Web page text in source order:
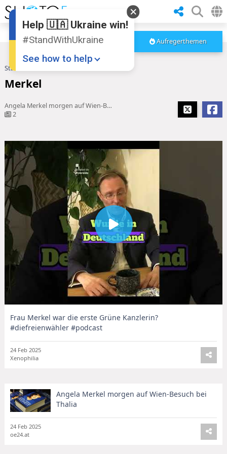
Aufregerthemen
Startseite
Merkel
Angela Merkel morgen auf Wien-Besuch bei Thalia
2
Frau Merkel war die erste Grüne Kanzlerin?
#diefreienwähler #podcast
24 Feb 2025
Xenophilia
Angela Merkel morgen auf Wien-Besuch bei
Thalia
24 Feb 2025
oe24.at
Help 🇺🇦 Ukraine win!
#StandWithUkraine
See how to help
Donate
💸
Support Ukraine
❤
Share this widget
📌